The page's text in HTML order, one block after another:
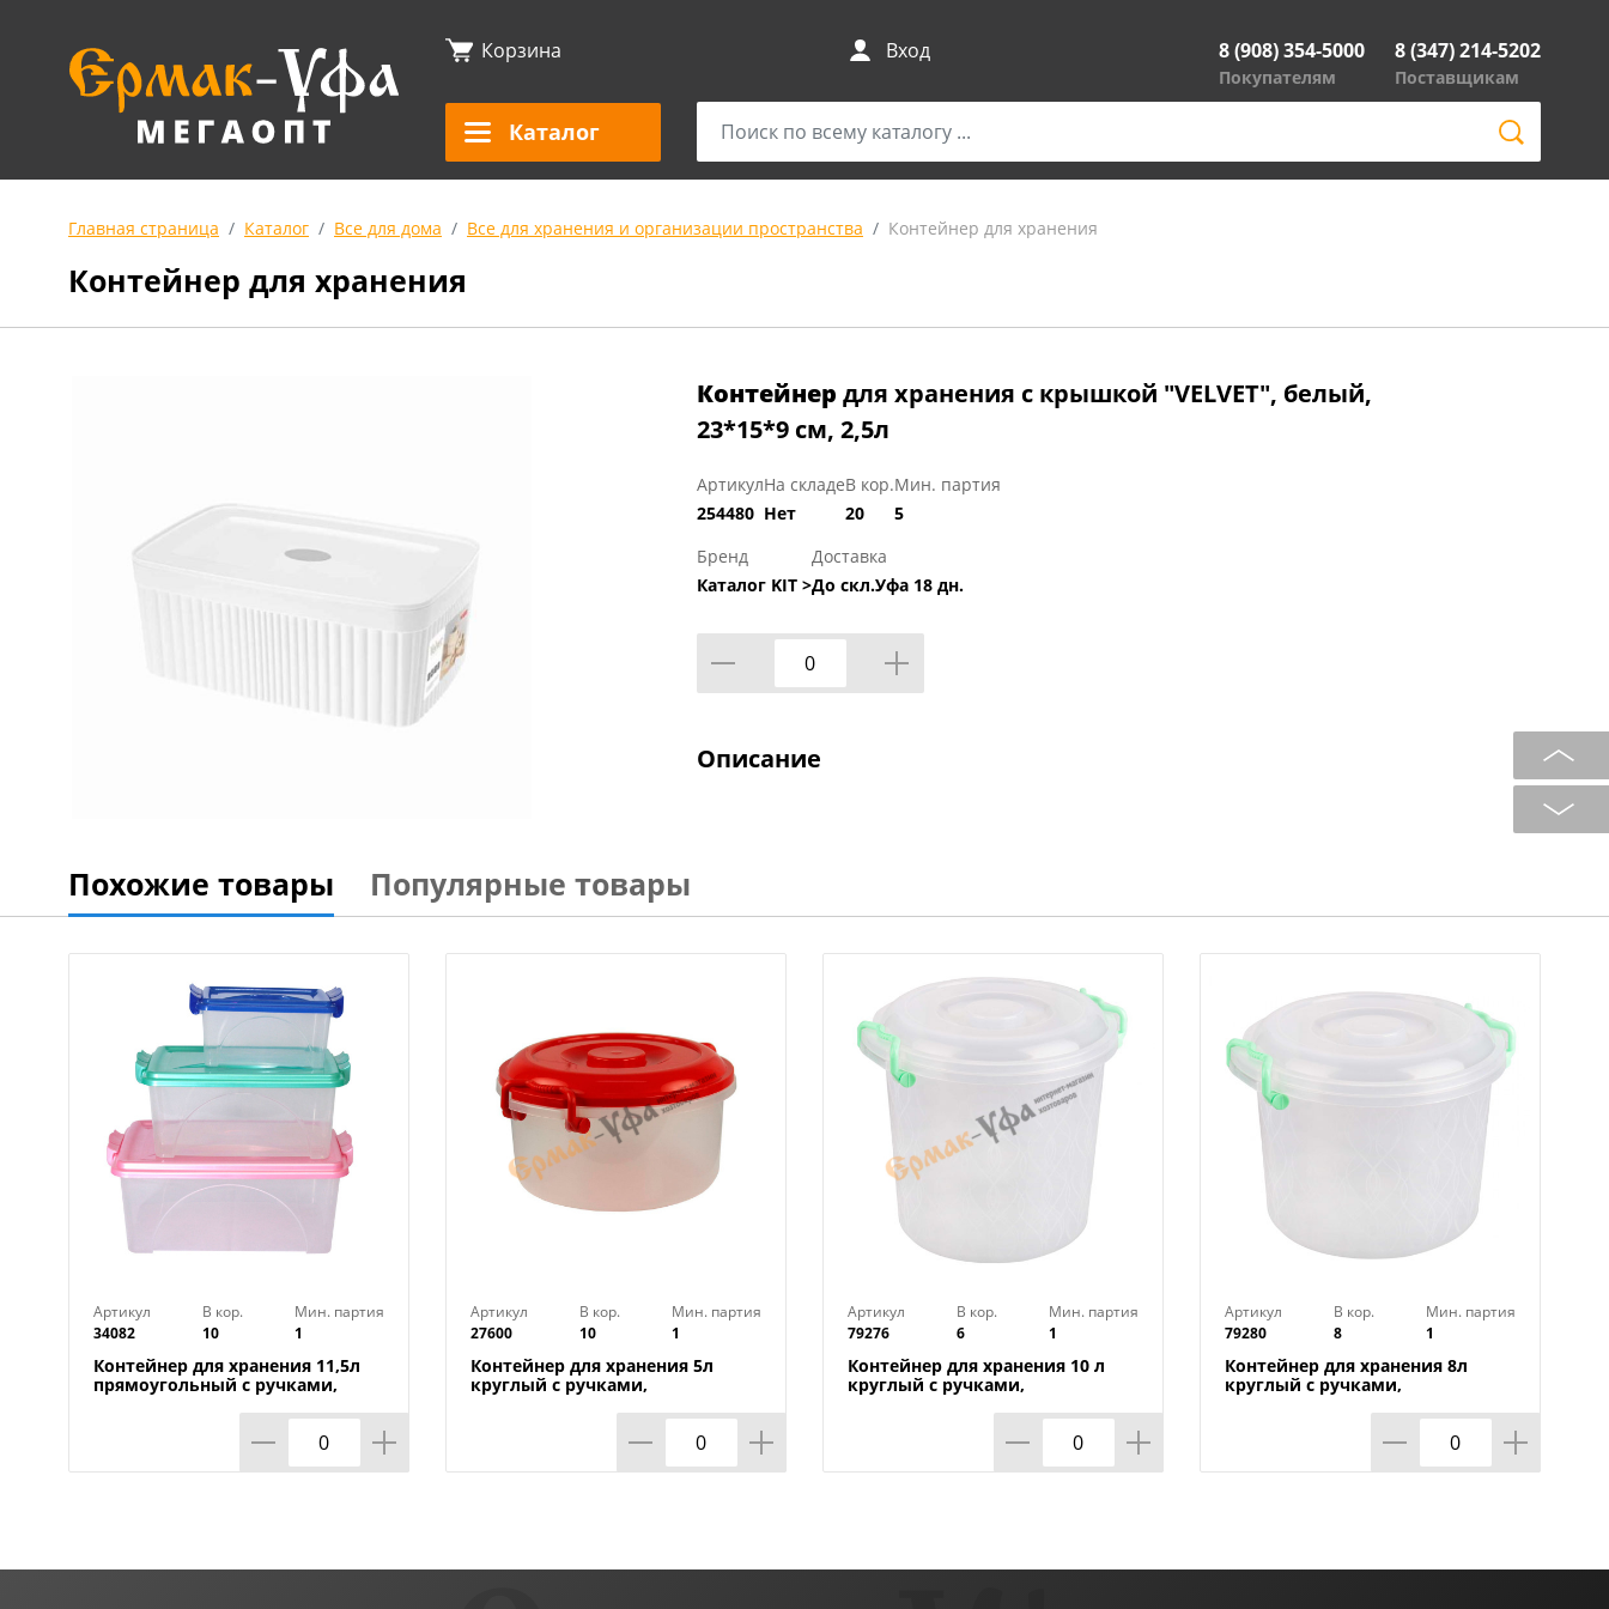
Корзина Вход 8 (908) 354-5000
Покупателям
8 (347) 214-5202
Поставщикам
Каталог
Главная страница Каталог Все для дома Все для хранения и организации пространства Контейнер для хранения
Контейнер для хранения
Контейнер для хранения с крышкой "VELVET", белый,
23*15*9 см, 2,5л
Артикул
254480
На складе
Нет
В кор.
20
Мин. партия
5
Бренд
Каталог KIT >
Доставка
До скл.Уфа 18 дн.
Описание
Похожие товары Популярные товары
Артикул
34082
В кор.
10
Мин. партия
1
Контейнер для хранения 11,5л
прямоугольный с ручками,
Артикул
27600
В кор.
10
Мин. партия
1
Контейнер для хранения 5л
круглый с ручками,
Артикул
79276
В кор.
6
Мин. партия
1
Контейнер для хранения 10 л
круглый с ручками,
Артикул
79280
В кор.
8
Мин. партия
1
Контейнер для хранения 8л
круглый с ручками,